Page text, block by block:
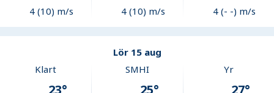
4 (10) m/s
4 (10) m/s
4 (- -) m/s
Lör 15 aug
Klart
23°
SMHI
25°
Yr
27°